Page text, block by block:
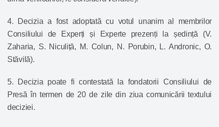
4. Decizia a fost adoptată cu votul unanim al membrilor
Consiliului de Experți și Experte prezenți la ședință (V.
Zaharia, S. Niculiță, M. Colun, N. Porubin, L. Andronic, O.
Stăvilă).
5. Decizia poate fi contestată la fondatorii Consiliului de
Presă în termen de 20 de zile din ziua comunicării textului
deciziei.